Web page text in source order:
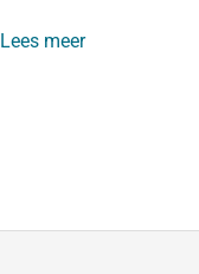
Je
Lees meer